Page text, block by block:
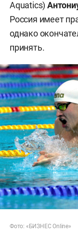
Aquatics)
Россия имеет
однако
принять.
Фото: «БИЗНЕС Online»